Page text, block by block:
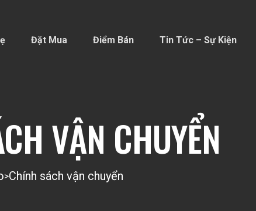
Đặt Mua Điểm Bán Tin Tức – Sự Kiện
VẬN CHUYỂN
>Chính sách vận chuyển